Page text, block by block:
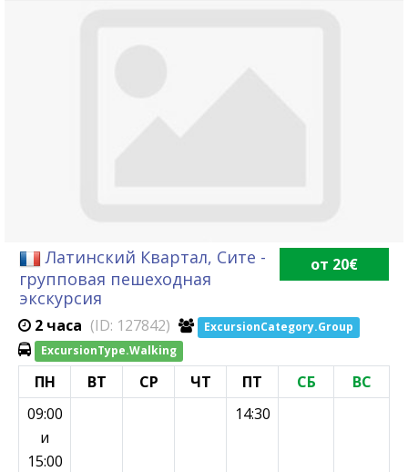
Латинский Квартал, Сите -
групповая пешеходная
экскурсия
от 20€
2 часа (ID: 127842)
ExcursionCategory.Group
ExcursionType.Walking
ПН ВТ СР ЧТ ПТ СБ
ВС
09:00
и
15:00
14:30